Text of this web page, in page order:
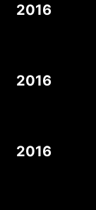
2016
2016
2016